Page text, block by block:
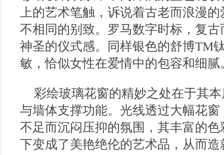
上的艺术笔触，诉说着古老而浪漫
不相同的别致。罗马数字时标，复
神圣的仪式感。同样银色的舒博TM
敏，恰似女性在爱情中的包容和细腻
彩绘玻璃花窗的精妙之处在于其
与墙体支撑功能。光线透过大幅花
不足而沉闷压抑的氛围，其丰富的
下变成了美艳绝伦的艺术品，从而